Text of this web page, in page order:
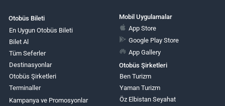
Otobüs Bileti
En Uygun Otobüs Bileti
Bilet Al
Tüm Seferler
Destinasyonlar
Otobüs Şirketleri
Terminaller
Kampanya ve Promosyonlar
Mobil Uygulamalar
App Store
Google Play Store
App Gallery
Otobüs Şirketleri
Ben Turizm
Yaman Turizm
Öz Elbistan Seyahat